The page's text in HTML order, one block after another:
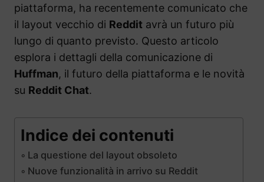
piattaforma, ha recentemente comunicato che
il layout vecchio di Reddit avrà un futuro più
lungo di quanto previsto. Questo articolo
esplora i dettagli della comunicazione di
Huffman, il futuro della piattaforma e le novità
su Reddit Chat.
Indice dei contenuti
La questione del layout obsoleto
Nuove funzionalità in arrivo su Reddit